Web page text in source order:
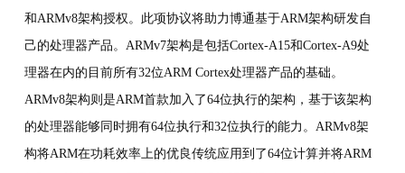
和ARMv8架构授权。此项协议将助力博通基于ARM架构研发自
己的处理器产品。ARMv7架构是包括Cortex-A15和Cortex-A9处
理器在内的目前所有32位ARM Cortex处理器产品的基础。
ARMv8架构则是ARM首款加入了64位执行的架构，基于该架构
的处理器能够同时拥有64位执行和32位执行的能力。ARMv8架
构将ARM在功耗效率上的优良传统应用到了64位计算并将ARM